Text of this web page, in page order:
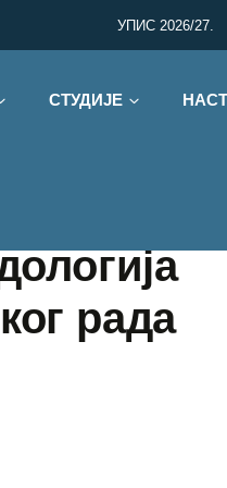
УПИС 2026/27.
СТУДИЈЕ
рада